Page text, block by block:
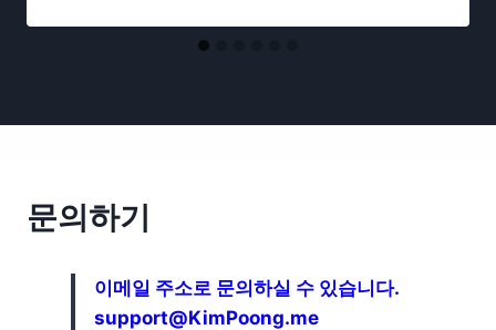
문의하기
이메일 주소로 문의하실 수 있습니다.
support@KimPoong.me